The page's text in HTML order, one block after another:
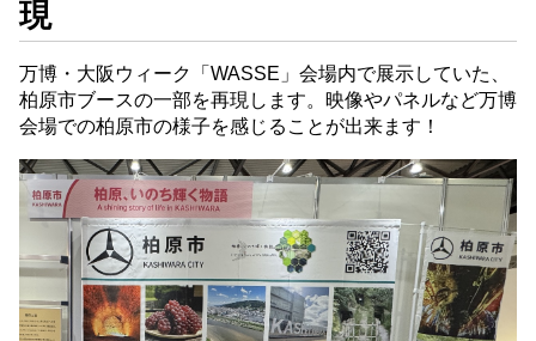
現
万博・大阪ウィーク「WASSE」会場内で展示していた、
柏原市ブースの一部を再現します。映像やパネルなど万博
会場での柏原市の様子を感じることが出来ます！